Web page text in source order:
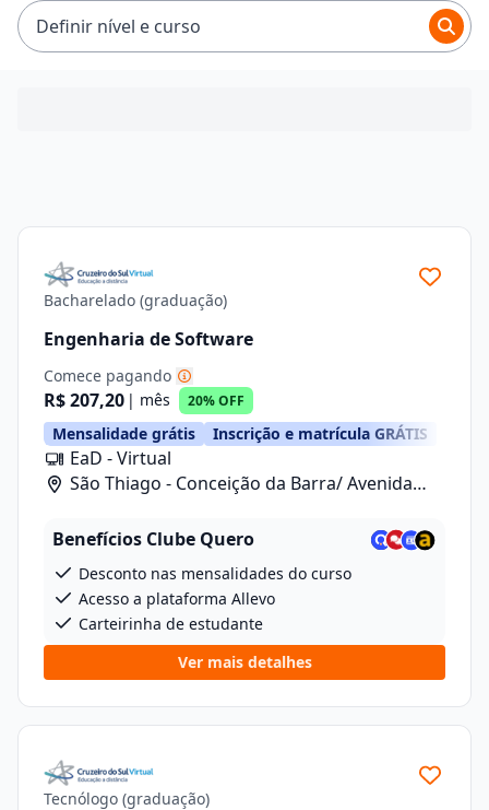
R$ 101,92 e R$ 319,92.
Definir nível e curso
Bacharelado (graduação)
Engenharia de Software
Comece pagando
R$ 207,20 | mês 20% OFF
Mensalidade grátis Inscrição e matrícula GRÁTIS
EaD - Virtual
São Thiago - Conceição da Barra/ Avenida
Benefícios Clube Quero
Desconto nas mensalidades do curso
Acesso a plataforma Allevo
Carteirinha de estudante
Ver mais detalhes
Tecnólogo (graduação)